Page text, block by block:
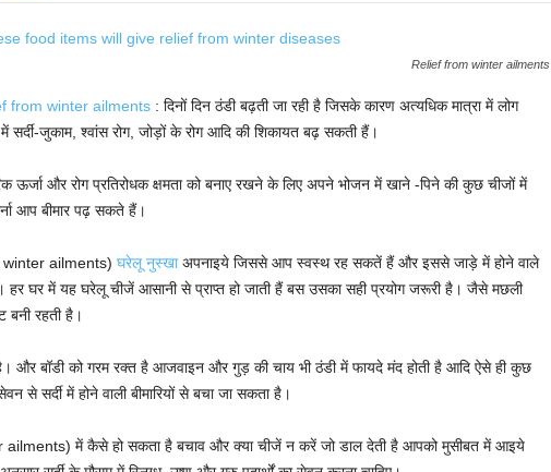
Relief from winter ailments
from winter ailments: दिनों दिन ठंडी बढ़ती जा रही है जिसके कारण अत्यधिक मात्रा में लोग
सर्दी-जुकाम, श्वांस रोग, जोड़ों के रोग आदि की शिकायत बढ़ सकती हैं।
ऊर्जा और रोग प्रतिरोधक क्षमता को बनाए रखने के लिए अपने भोजन में खाने -पिने की कुछ चीजों में
आप बीमार पढ़ सकते हैं।
ailments) घरेलू नुस्खाअपनाइये जिससे आप स्वस्थ रह सकतें हैं और इससे जाड़े में होने वाले
हर घर में यह घरेलू चीजें आसानी से प्राप्त हो जाती हैं बस उसका सही प्रयोग जरूरी है। जैसे मछली
बनी रहती है।
है। और बॉडी को गरम रक्त है आजवाइन और गुड़ की चाय भी ठंडी में फायदे मंद होती है आदि ऐसे ही कुछ
से सर्दी में होने वाली बीमारियों से बचा जा सकता है।
ailments) में कैसे हो सकता है बचाव और क्या चीजें न करें जो डाल देती है आपको मुसीबत में आइये